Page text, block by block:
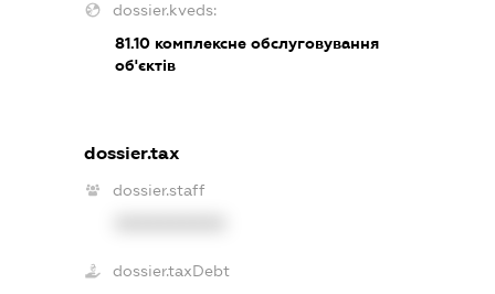
dossier.kveds:
81.10 комплексне обслуговування
об'єктів
dossier.tax
dossier.staff
dossier.taxDebt